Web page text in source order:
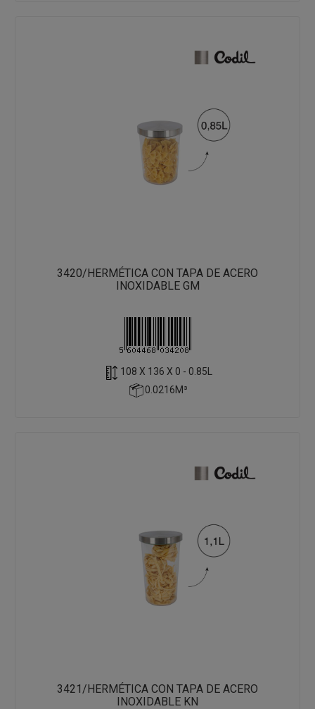
3420/HERMÉTICA CON TAPA DE ACERO
INOXIDABLE GM
108 X 136 X 0 - 0.85L
0.0216M³
3421/HERMÉTICA CON TAPA DE ACERO
INOXIDABLE KN